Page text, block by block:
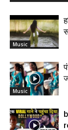
Music
Music